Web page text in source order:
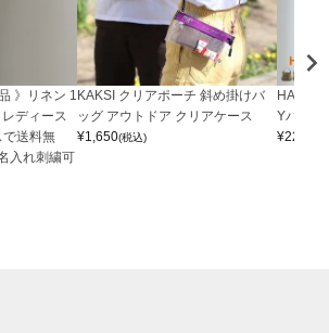
》リネン 1
ディース
で送料無
入れ刺繍可
KAKSI クリアポーチ 斜め掛けバ
ッグ アウトドア クリアケース
¥1,650(税込)
Yバッグ
¥22,000